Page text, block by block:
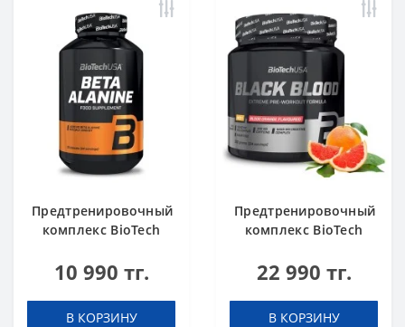
Предтренировочный
комплекс BioTech
капсул
10 990 тг.
В КОРЗИНУ
Предтренировочный
комплекс BioTech
NOX+ Blood orange
22 990 тг.
В КОРЗИНУ